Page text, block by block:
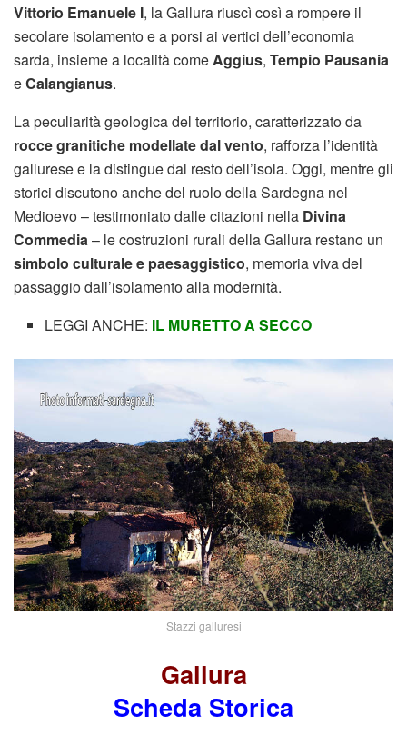
Vittorio Emanuele I, la Gallura riuscì così a rompere il
secolare isolamento e a porsi ai vertici dell’economia
sarda, insieme a località comeAggius, Tempio Pausania
eCalangianus.
La peculiarità geologica del territorio, caratterizzato da
rocce granitiche modellate dal vento, rafforza l’identità
gallurese e la distingue dal resto dell’isola. Oggi, mentre gli
storici discutono anche del ruolo della Sardegna nel
Medioevo – testimoniato dalle citazioni nella Divina
Commedia– le costruzioni rurali della Gallura restano un
simbolo culturale e paesaggistico, memoria viva del
passaggio dall’isolamento alla modernità.
LEGGI ANCHE: IL MURETTO A SECCO
Stazzi galluresi
Gallura
Scheda Storica